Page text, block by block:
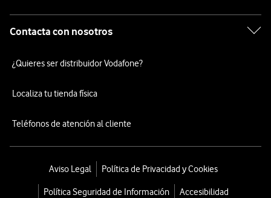
Contacta con nosotros
¿Quieres ser distribuidor Vodafone?
Localiza tu tienda física
Teléfonos de atención al cliente
Aviso Legal Política de Privacidad y Cookies
Política Seguridad de Información Accesibilidad